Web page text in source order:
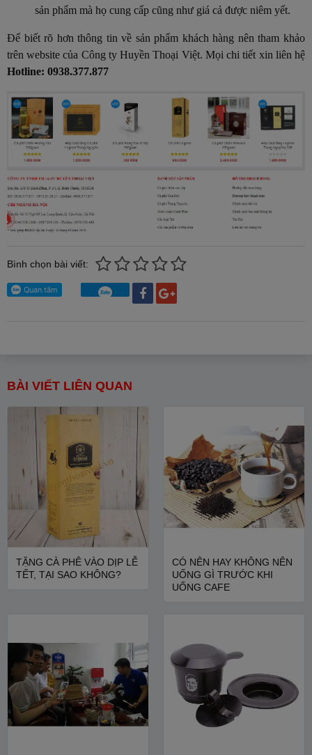
sản phẩm mà họ cung cấp cũng như giá cả được niêm yết.
Để biết rõ hơn thông tin về sản phẩm khách hàng nên tham khảo
trên website của Công ty Huyền Thoại Việt. Mọi chi tiết xin liên hệ
Hotline: 0938.377.877
Bình chọn bài viết:
BÀI VIẾT LIÊN QUAN
TẶNG CÀ PHÊ VÀO DỊP LỄ
TẾT, TẠI SAO KHÔNG?
CÓ NÊN HAY KHÔNG NÊN
UỐNG GÌ TRƯỚC KHI
UỐNG CAFE